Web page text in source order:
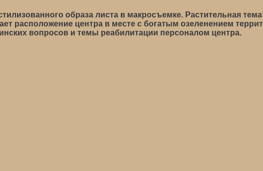
образа листа в макросъемке. Растительная
расположение центра в месте с богатым озеленением
вопросов и темы реабилитации персоналом центра.